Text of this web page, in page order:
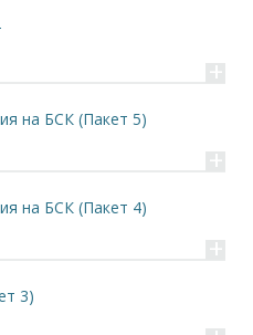
+
на БСК (Пакет 5)
+
на БСК (Пакет 4)
+
3)